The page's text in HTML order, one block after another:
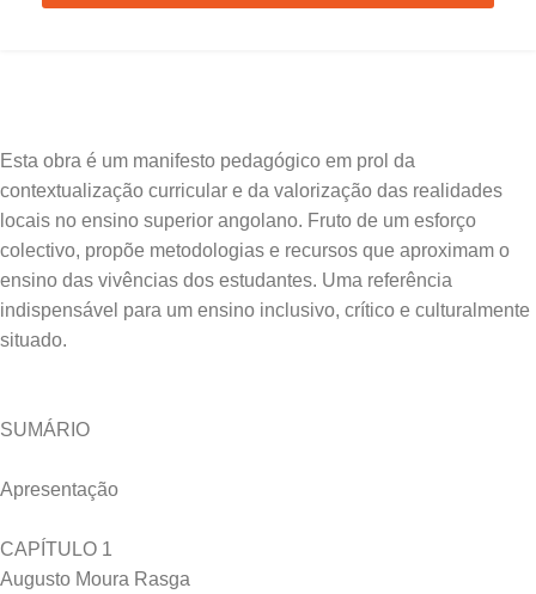
Esta obra é um manifesto pedagógico em prol da
contextualização curricular e da valorização das realidades
locais no ensino superior angolano. Fruto de um esforço
colectivo, propõe metodologias e recursos que aproximam o
ensino das vivências dos estudantes. Uma referência
indispensável para um ensino inclusivo, crítico e culturalmente
SUMÁRIO
Apresentação
CAPÍTULO 1
Augusto Moura Rasga